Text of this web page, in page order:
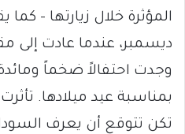
ديسمبر، عندما عادت إلى
وجدت احتفالاً ضخماً
بمناسبة عيد ميلادها.
تكن تتوقع أن يعرف